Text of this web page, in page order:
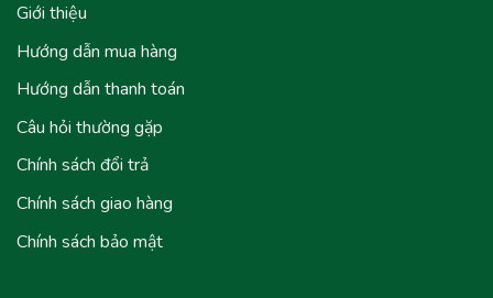
Giới thiệu
Hướng dẫn mua hàng
Hướng dẫn thanh toán
Câu hỏi thường gặp
Chính sách đổi trả
Chính sách giao hàng
Chính sách bảo mật